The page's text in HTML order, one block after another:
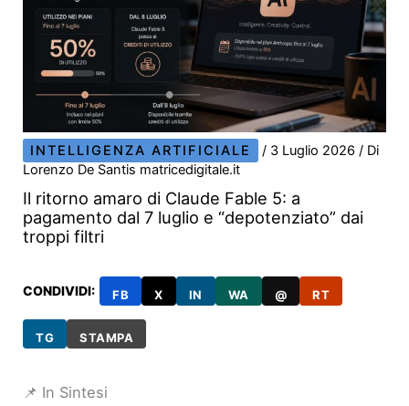
INTELLIGENZA ARTIFICIALE / 3 Luglio 2026/ Di
Lorenzo De Santis matricedigitale.it
Il ritorno amaro di Claude Fable 5: a
pagamento dal 7 luglio e “depotenziato” dai
troppi filtri
CONDIVIDI: FB X IN WA @ RT
TG STAMPA
📌 In Sintesi